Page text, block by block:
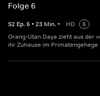
Folge 6
S2 Ep.6 • 23 Min. • HD
6
Orang-Utan Daya zieht aus der
ihr Zuhause im Primatengehege